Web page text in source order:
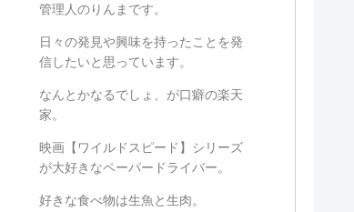
管理人のりんまです。
日々の発見や興味を持ったことを発
信したいと思っています。
なんとかなるでしょ、が口癖の楽天
家。
映画【ワイルドスピード】シリーズ
が大好きなペーパードライバー。
好きな食べ物は生魚と生肉。